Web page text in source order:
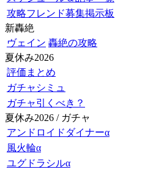
攻略フレンド募集掲示板
新轟絶
ヴェイン 轟絶の攻略
夏休み2026
評価まとめ
ガチャシミュ
ガチャ引くべき？
夏休み2026 / ガチャ
アンドロイドダイナーα
風火輪α
ユグドラシルα